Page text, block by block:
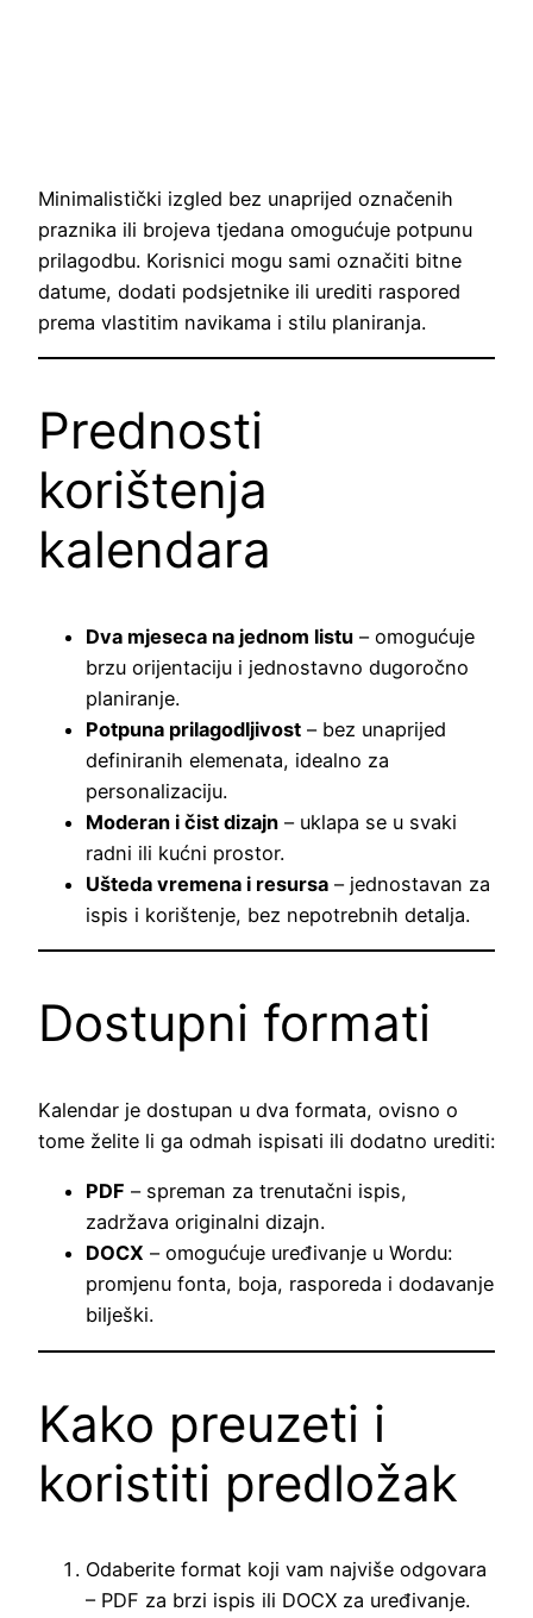
Minimalistički izgled bez unaprijed označenih
praznika ili brojeva tjedana omogućuje potpunu
prilagodbu. Korisnici mogu sami označiti bitne
datume, dodati podsjetnike ili urediti raspored
prema vlastitim navikama i stilu planiranja.
Prednosti
korištenja
kalendara
Dva mjeseca na jednom listu – omogućuje
brzu orijentaciju i jednostavno dugoročno
planiranje.
Potpuna prilagodljivost – bez unaprijed
definiranih elemenata, idealno za
personalizaciju.
Moderan i čist dizajn – uklapa se u svaki
radni ili kućni prostor.
Ušteda vremena i resursa – jednostavan za
ispis i korištenje, bez nepotrebnih detalja.
Dostupni formati
Kalendar je dostupan u dva formata, ovisno o
tome želite li ga odmah ispisati ili dodatno urediti:
PDF – spreman za trenutačni ispis,
zadržava originalni dizajn.
DOCX – omogućuje uređivanje u Wordu:
promjenu fonta, boja, rasporeda i dodavanje
bilješki.
Kako preuzeti i
koristiti predložak
Odaberite format koji vam najviše odgovara
– PDF za brzi ispis ili DOCX za uređivanje.